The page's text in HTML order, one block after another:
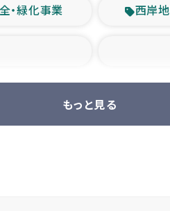
・緑化事業 西岸
もっと見る